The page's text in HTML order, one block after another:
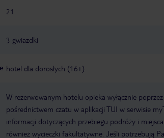
21
3 gwiazdki
hotel dla dorosłych (16+)
W rezerwowanym hotelu opieka wyłącznie
pośrednictwem czatu w aplikacji TUI w serwisie
informacji dotyczących przebiegu podróży i
również wycieczki fakultatywne. Jeśli potrzebują